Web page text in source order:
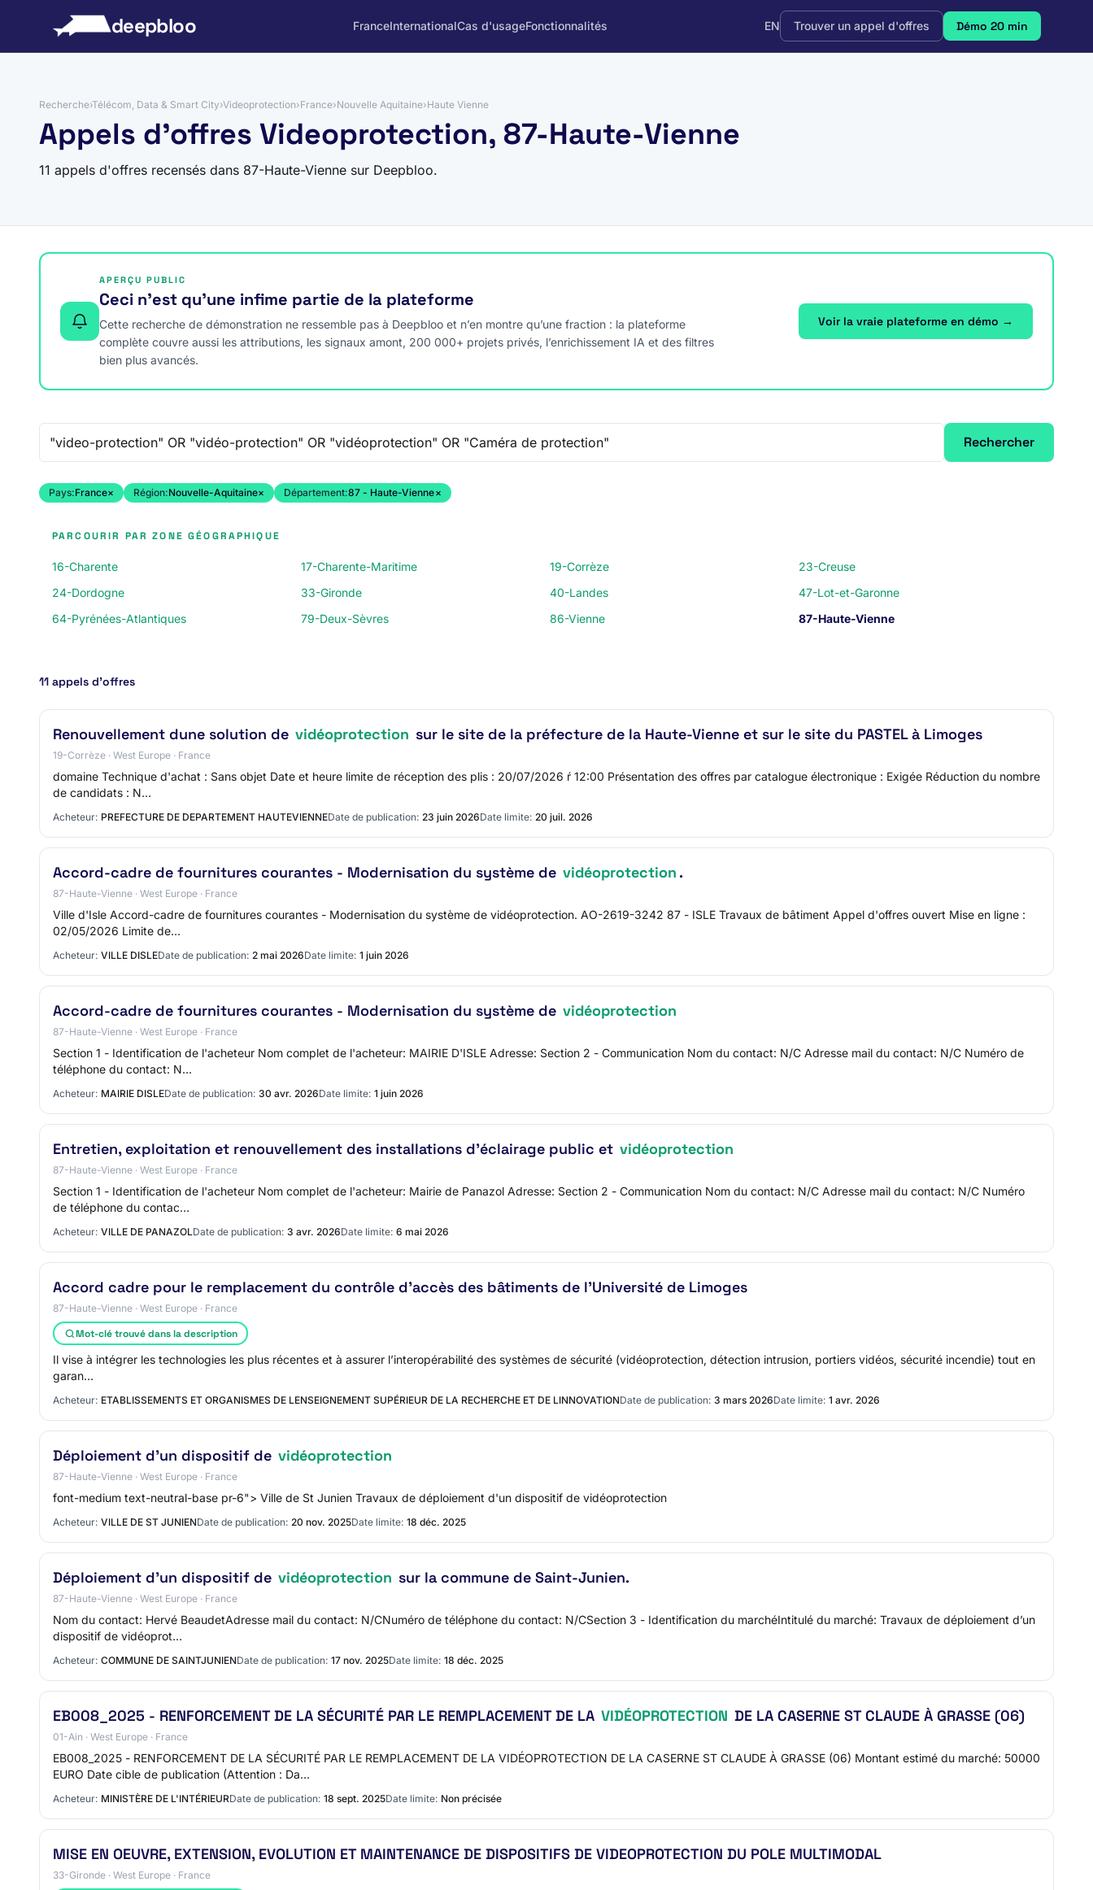
deepbloo FranceInternationalCas d'usageFonctionnalités EN Trouver un appel d'offres Démo 20 min
Recherche›Télécom, Data & Smart City›Videoprotection›France›Nouvelle Aquitaine›Haute Vienne
Appels d'offres Videoprotection, 87-Haute-Vienne
11 appels d'offres recensés dans 87-Haute-Vienne sur Deepbloo.
APERÇU PUBLIC
Ceci n’est qu’une infime partie de la plateforme
Cette recherche de démonstration ne ressemble pas à Deepbloo et n’en montre qu’une fraction : la plateforme
complète couvre aussi les attributions, les signaux amont, 200 000+ projets privés, l’enrichissement IA et des filtres
bien plus avancés.
Voir la vraie plateforme en démo →
Rechercher
Pays:France× Région:Nouvelle-Aquitaine× Département:87 - Haute-Vienne×
PARCOURIR PAR ZONE GÉOGRAPHIQUE
16-Charente 17-Charente-Maritime 19-Corrèze
23-Creuse
24-Dordogne
33-Gironde 40-Landes
47-Lot-et-Garonne
64-Pyrénées-Atlantiques
79-Deux-Sèvres 86-Vienne 87-Haute-Vienne
11 appels d’offres
Renouvellement dune solution de vidéoprotection sur le site de la préfecture de la Haute-Vienne et sur le site du PASTEL à Limoges
19-Corrèze · West Europe · France
domaine Technique d'achat : Sans objet Date et heure limite de réception des plis : 20/07/2026 ŕ 12:00 Présentation des offres par catalogue électronique : Exigée Réduction du nombre
de candidats : N…
Acheteur: PREFECTURE DE DEPARTEMENT HAUTEVIENNEDate de publication: 23 juin 2026Date limite: 20 juil. 2026
Accord-cadre de fournitures courantes - Modernisation du système de vidéoprotection .
87-Haute-Vienne · West Europe · France
Ville d'Isle Accord-cadre de fournitures courantes - Modernisation du système de vidéoprotection. AO-2619-3242 87 - ISLE Travaux de bâtiment Appel d'offres ouvert Mise en ligne :
02/05/2026 Limite de…
Acheteur: VILLE DISLEDate de publication: 2 mai 2026Date limite: 1 juin 2026
Accord-cadre de fournitures courantes - Modernisation du système de vidéoprotection
87-Haute-Vienne · West Europe · France
Section 1 - Identification de l'acheteur Nom complet de l'acheteur: MAIRIE D'ISLE Adresse: Section 2 - Communication Nom du contact: N/C Adresse mail du contact: N/C Numéro de
téléphone du contact: N…
Acheteur: MAIRIE DISLEDate de publication: 30 avr. 2026Date limite: 1 juin 2026
Entretien, exploitation et renouvellement des installations d'éclairage public et vidéoprotection
87-Haute-Vienne · West Europe · France
Section 1 - Identification de l'acheteur Nom complet de l'acheteur: Mairie de Panazol Adresse: Section 2 - Communication Nom du contact: N/C Adresse mail du contact: N/C Numéro
de téléphone du contac…
Acheteur: VILLE DE PANAZOLDate de publication: 3 avr. 2026Date limite: 6 mai 2026
Accord cadre pour le remplacement du contrôle d'accès des bâtiments de l'Université de Limoges
87-Haute-Vienne · West Europe · France
Mot-clé trouvé dans la description
Il vise à intégrer les technologies les plus récentes et à assurer l’interopérabilité des systèmes de sécurité (vidéoprotection, détection intrusion, portiers vidéos, sécurité incendie) tout en
garan…
Acheteur: ETABLISSEMENTS ET ORGANISMES DE LENSEIGNEMENT SUPÉRIEUR DE LA RECHERCHE ET DE LINNOVATIONDate de publication: 3 mars 2026Date limite: 1 avr. 2026
Déploiement d'un dispositif de vidéoprotection
87-Haute-Vienne · West Europe · France
font-medium text-neutral-base pr-6"> Ville de St Junien Travaux de déploiement d'un dispositif de vidéoprotection
Acheteur: VILLE DE ST JUNIENDate de publication: 20 nov. 2025Date limite: 18 déc. 2025
Déploiement d’un dispositif de vidéoprotection sur la commune de Saint-Junien.
87-Haute-Vienne · West Europe · France
Nom du contact: Hervé BeaudetAdresse mail du contact: N/CNuméro de téléphone du contact: N/CSection 3 - Identification du marchéIntitulé du marché: Travaux de déploiement d’un
dispositif de vidéoprot…
Acheteur: COMMUNE DE SAINTJUNIENDate de publication: 17 nov. 2025Date limite: 18 déc. 2025
EB008_2025 - RENFORCEMENT DE LA SÉCURITÉ PAR LE REMPLACEMENT DE LA VIDÉOPROTECTION DE LA CASERNE ST CLAUDE À GRASSE (06)
01-Ain · West Europe · France
EB008_2025 - RENFORCEMENT DE LA SÉCURITÉ PAR LE REMPLACEMENT DE LA VIDÉOPROTECTION DE LA CASERNE ST CLAUDE À GRASSE (06) Montant estimé du marché: 50000
EURO Date cible de publication (Attention : Da…
Acheteur: MINISTÈRE DE L'INTÉRIEURDate de publication: 18 sept. 2025Date limite: Non précisée
MISE EN OEUVRE, EXTENSION, EVOLUTION ET MAINTENANCE DE DISPOSITIFS DE VIDEOPROTECTION DU POLE MULTIMODAL
33-Gironde · West Europe · France